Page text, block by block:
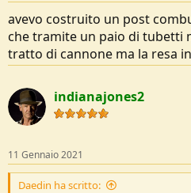
avevo costruito un post
che tramite un paio di tubetti
tratto di cannone ma la resa
indianajones2
11 Gennaio 2021
Daedin ha scritto: